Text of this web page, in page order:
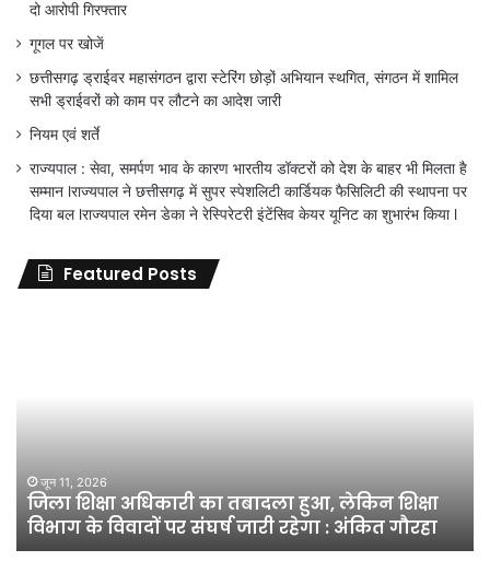
दो आरोपी गिरफ्तार
गूगल पर खोजें
छत्तीसगढ़ ड्राईवर महासंगठन द्वारा स्टेरिंग छोड़ों अभियान स्थगित, संगठन में शामिल
सभी ड्राईवरों को काम पर लौटने का आदेश जारी
नियम एवं शर्ते
राज्यपाल : सेवा, समर्पण भाव के कारण भारतीय डॉक्टरों को देश के बाहर भी मिलता है
सम्मान lराज्यपाल ने छत्तीसगढ़ में सुपर स्पेशलिटी कार्डियक फैसिलिटी की स्थापना पर
दिया बल lराज्यपाल रमेन डेका ने रेस्पिरेटरी इंटेंसिव केयर यूनिट का शुभारंभ किया l
Featured Posts
शिक्षा
विभाग
विवादों
जून 11, 2026
जिला शिक्षा अधिकारी का तबादला हुआ, लेकिन शिक्षा
विभाग के विवादों पर संघर्ष जारी रहेगा : अंकित गौरहा